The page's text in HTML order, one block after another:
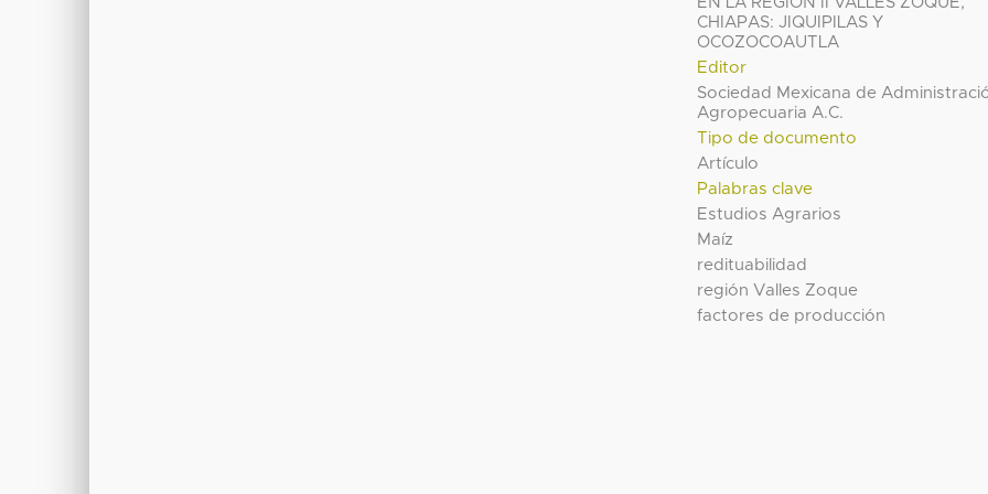
CHIAPAS: JIQUIPILAS Y
OCOZOCOAUTLA
Editor
Sociedad Mexicana de
Agropecuaria A.C.
Tipo de documento
Artículo
Palabras clave
Estudios Agrarios
Maíz
redituabilidad
región Valles Zoque
factores de producción